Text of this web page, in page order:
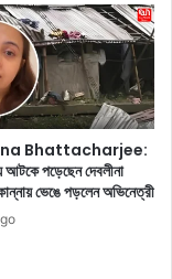
Bhattacharjee:
আটকে পড়েছেন দেবলীনা
কান্নায় ভেঙে পড়লেন অভিনেত্রী